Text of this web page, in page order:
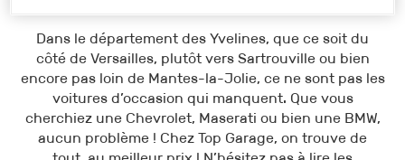
Dans le département des Yvelines, que ce soit du
côté de Versailles, plutôt vers Sartrouville ou bien
encore pas loin de Mantes-la-Jolie, ce ne sont pas les
voitures d’occasion qui manquent. Que vous
cherchiez une Chevrolet, Maserati ou bien une BMW,
aucun problème ! Chez Top Garage, on trouve de